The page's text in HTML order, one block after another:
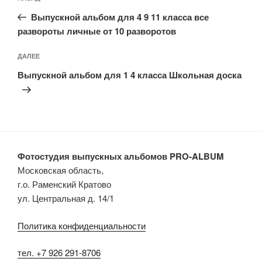
по
записям
запись:
Выпускной альбом для 4 9 11 класса все
развороты личные от 10 разворотов
Следующая
запись
ДАЛЕЕ
Выпускной альбом для 1 4 класса Школьная доска
Фотостудия выпускных альбомов PRO-ALBUM
Московская область,
г.о. Раменский Кратово
ул. Центральная д. 14/1
Политика конфиденциальности
тел. +7 926 291-8706